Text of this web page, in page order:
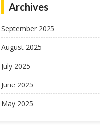
Archives
September 2025
August 2025
July 2025
June 2025
May 2025